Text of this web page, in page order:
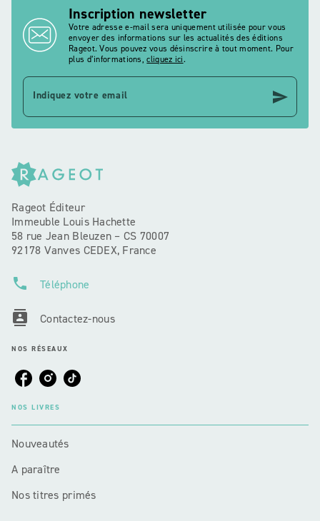
Inscription newsletter
Votre adresse e-mail sera uniquement utilisée pour vous
envoyer des informations sur les actualités des éditions
Rageot. Vous pouvez vous désinscrire à tout moment. Pour
plus d’informations,cliquez ici.
Indiquez votre email send
Rageot Éditeur
Immeuble Louis Hachette
58 rue Jean Bleuzen – CS 70007
92178 Vanves CEDEX, France
phone Téléphone
contacts Contactez-nous
NOS RÉSEAUX
NOS LIVRES
Nouveautés
A paraître
Nos titres primés